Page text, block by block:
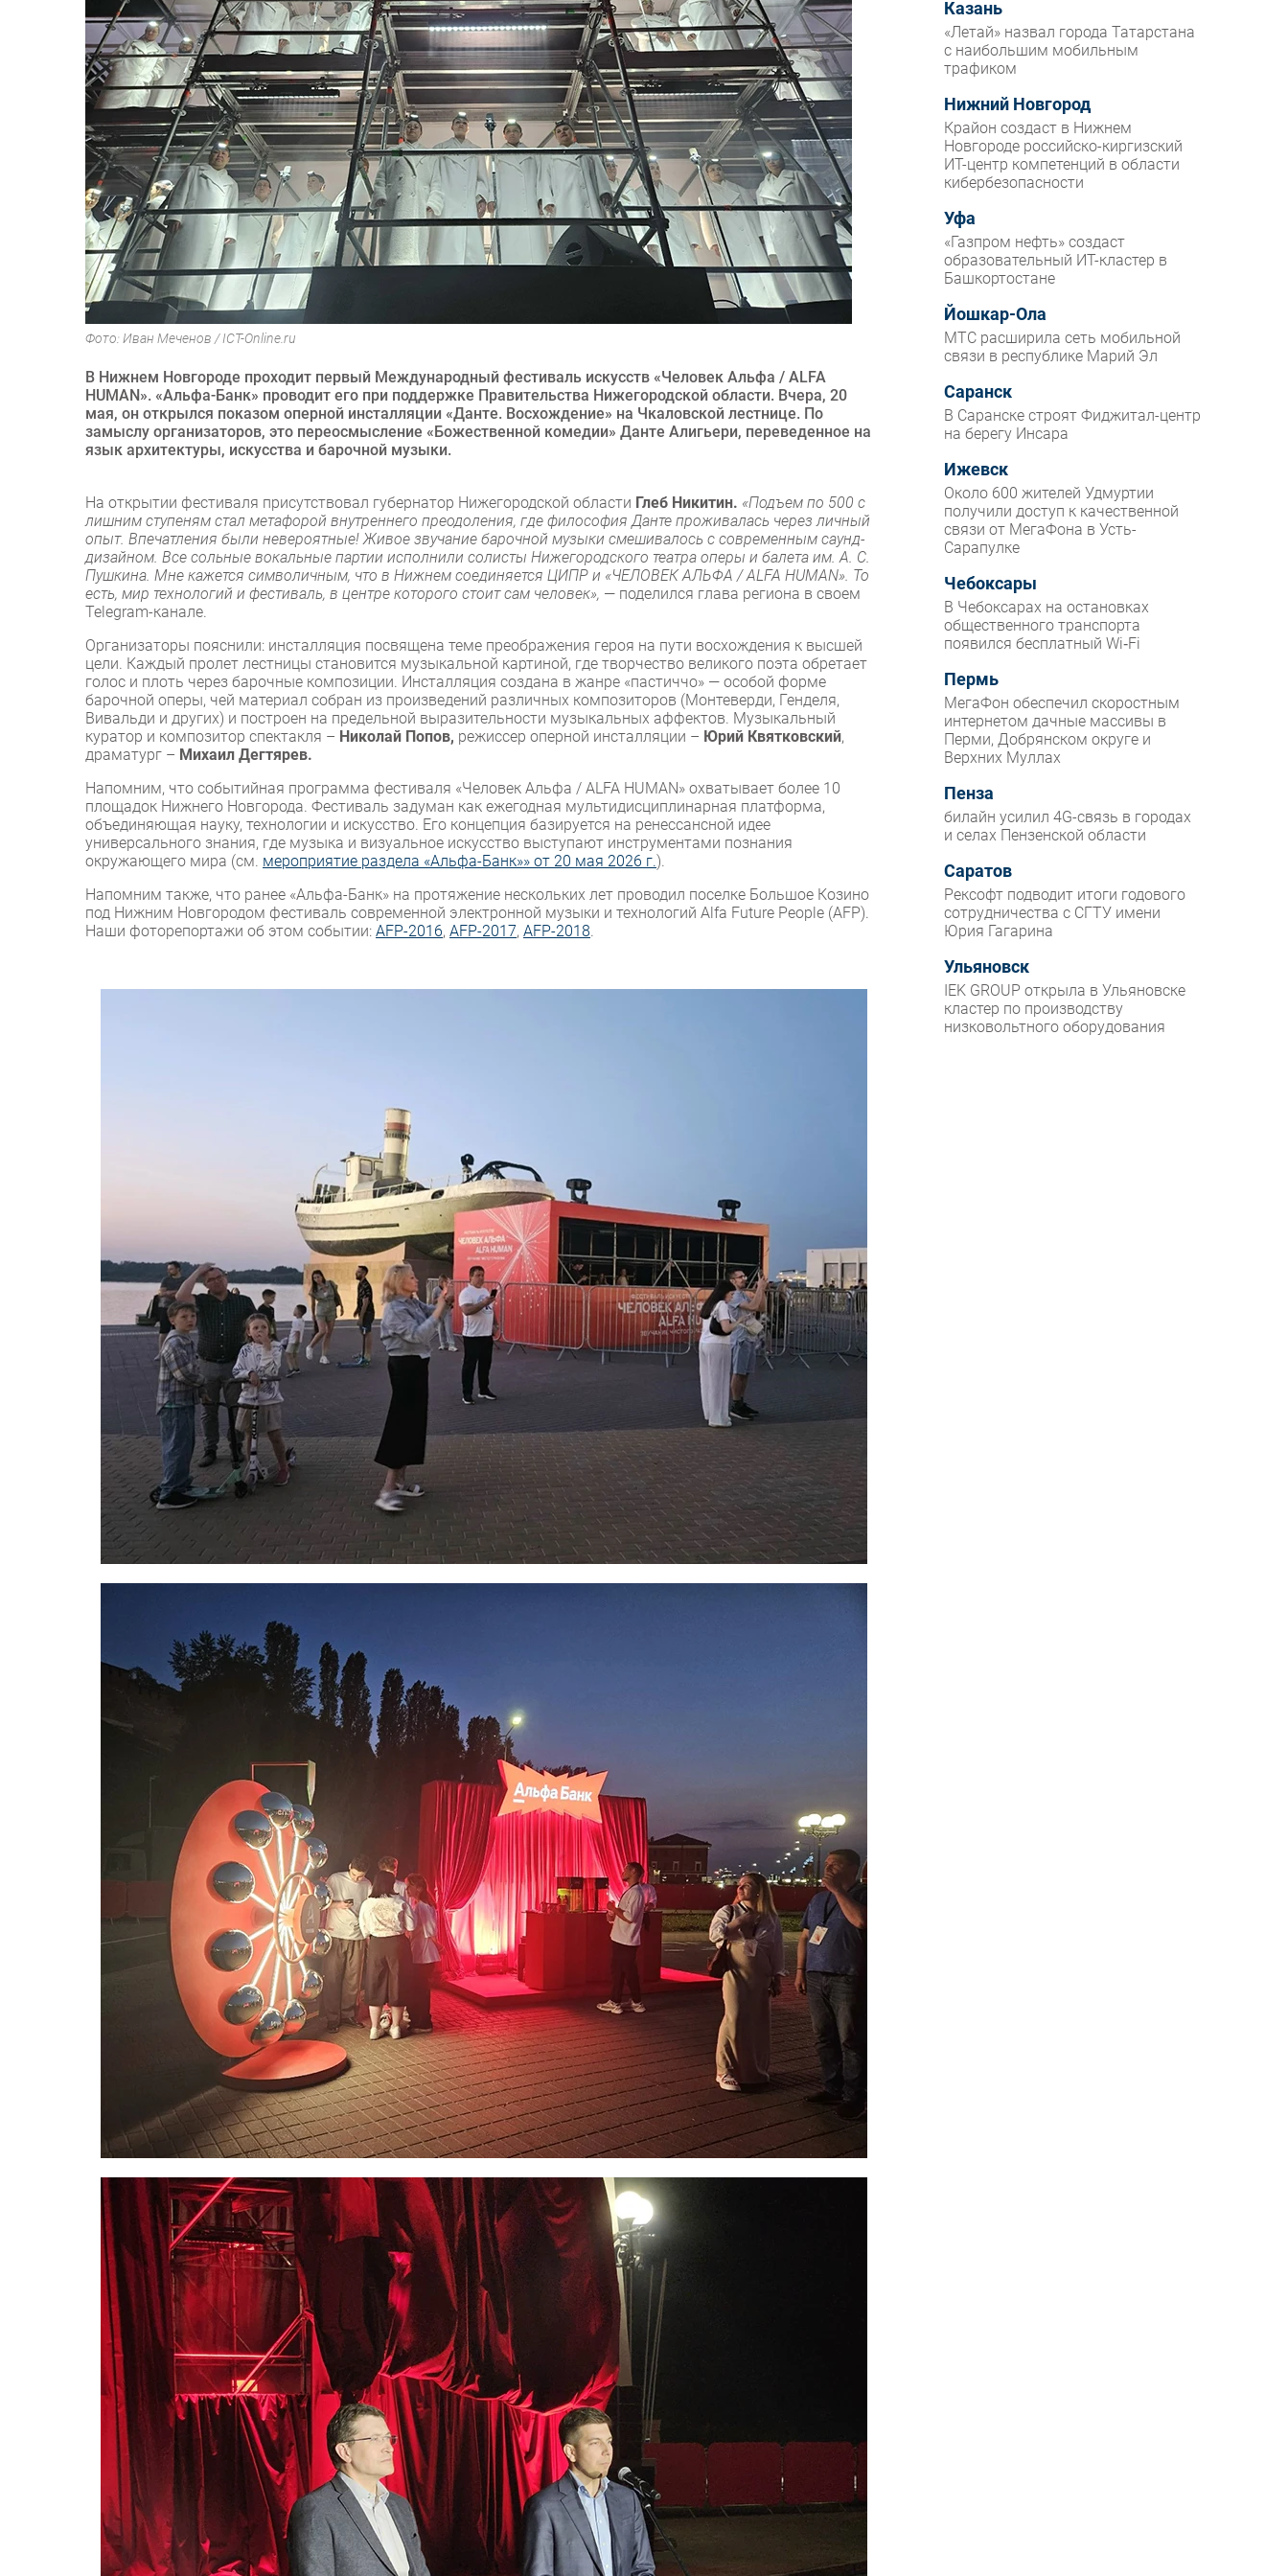
Фото: Иван Меченов / ICT-Online.ru
В Нижнем Новгороде проходит первый Международный фестиваль искусств «Человек Альфа / ALFA
HUMAN». «Альфа-Банк» проводит его при поддержке Правительства Нижегородской области. Вчера, 20
мая, он открылся показом оперной инсталляции «Данте. Восхождение» на Чкаловской лестнице. По
замыслу организаторов, это переосмысление «Божественной комедии» Данте Алигьери, переведенное на
язык архитектуры, искусства и барочной музыки.
На открытии фестиваля присутствовал губернатор Нижегородской области Глеб Никитин. «Подъем по 500 с
лишним ступеням стал метафорой внутреннего преодоления, где философия Данте проживалась через личный
опыт. Впечатления были невероятные! Живое звучание барочной музыки смешивалось с современным саунд-
дизайном. Все сольные вокальные партии исполнили солисты Нижегородского театра оперы и балета им. А. С.
Пушкина. Мне кажется символичным, что в Нижнем соединяется ЦИПР и «ЧЕЛОВЕК АЛЬФА / ALFA HUMAN». То
есть, мир технологий и фестиваль, в центре которого стоит сам человек», — поделился глава региона в своем
Telegram-канале.
Организаторы пояснили: инсталляция посвящена теме преображения героя на пути восхождения к высшей
цели. Каждый пролет лестницы становится музыкальной картиной, где творчество великого поэта обретает
голос и плоть через барочные композиции. Инсталляция создана в жанре «пастиччо» — особой форме
барочной оперы, чей материал собран из произведений различных композиторов (Монтеверди, Генделя,
Вивальди и других) и построен на предельной выразительности музыкальных аффектов. Музыкальный
куратор и композитор спектакля – Николай Попов, режиссер оперной инсталляции – Юрий Квятковский,
драматург – Михаил Дегтярев.
Напомним, что событийная программа фестиваля «Человек Альфа / ALFA HUMAN» охватывает более 10
площадок Нижнего Новгорода. Фестиваль задуман как ежегодная мультидисциплинарная платформа,
объединяющая науку, технологии и искусство. Его концепция базируется на ренессансной идее
универсального знания, где музыка и визуальное искусство выступают инструментами познания
окружающего мира (см. мероприятие раздела «Альфа-Банк»» от 20 мая 2026 г.).
Напомним также, что ранее «Альфа-Банк» на протяжение нескольких лет проводил поселке Большое Козино
под Нижним Новгородом фестиваль современной электронной музыки и технологий Alfa Future People (AFP).
Наши фоторепортажи об этом событии: AFP-2016, AFP-2017, AFP-2018.
Казань
«Летай» назвал города Татарстана
с наибольшим мобильным
трафиком
Нижний Новгород
Крайон создаст в Нижнем
Новгороде российско-киргизский
ИТ-центр компетенций в области
кибербезопасности
Уфа
«Газпром нефть» создаст
образовательный ИТ-кластер в
Башкортостане
Йошкар-Ола
МТС расширила сеть мобильной
связи в республике Марий Эл
Саранск
В Саранске строят Фиджитал-центр
на берегу Инсара
Ижевск
Около 600 жителей Удмуртии
получили доступ к качественной
связи от МегаФона в Усть-
Сарапулке
Чебоксары
В Чебоксарах на остановках
общественного транспорта
появился бесплатный Wi‑Fi
Пермь
МегаФон обеспечил скоростным
интернетом дачные массивы в
Перми, Добрянском округе и
Верхних Муллах
Пенза
билайн усилил 4G-связь в городах
и селах Пензенской области
Саратов
Рексофт подводит итоги годового
сотрудничества с СГТУ имени
Юрия Гагарина
Ульяновск
IEK GROUP открыла в Ульяновске
кластер по производству
низковольтного оборудования